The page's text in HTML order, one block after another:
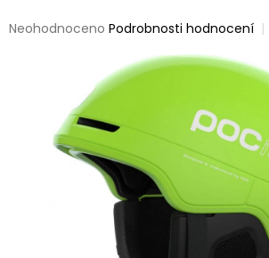
Průměrné
hvězdiček.
Neohodnoceno Podrobnosti hodnocení